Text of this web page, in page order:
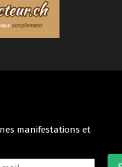
manifestations et